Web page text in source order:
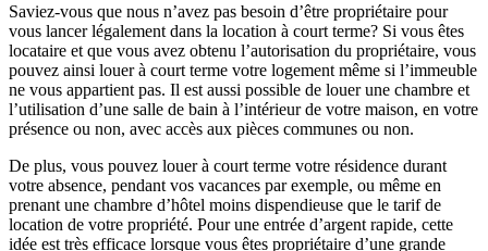
Saviez-vous que nous n’avez pas besoin d’être propriétaire pour
vous lancer légalement dans la location à court terme? Si vous êtes
locataire et que vous avez obtenu l’autorisation du propriétaire, vous
pouvez ainsi louer à court terme votre logement même si l’immeuble
ne vous appartient pas. Il est aussi possible de louer une chambre et
l’utilisation d’une salle de bain à l’intérieur de votre maison, en votre
présence ou non, avec accès aux pièces communes ou non.
De plus, vous pouvez louer à court terme votre résidence durant
votre absence, pendant vos vacances par exemple, ou même en
prenant une chambre d’hôtel moins dispendieuse que le tarif de
location de votre propriété. Pour une entrée d’argent rapide, cette
idée est très efficace lorsque vous êtes propriétaire d’une grande